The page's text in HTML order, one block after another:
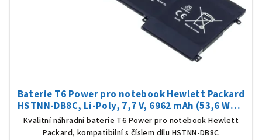
Baterie T6 Power pro notebook Hewlett Packard
HSTNN-DB8C, Li-Poly, 7,7 V, 6962 mAh (53,6 Wh),
černá
Kvalitní náhradní baterie T6 Power pro notebook Hewlett
Packard, kompatibilní s číslem dílu HSTNN-DB8C